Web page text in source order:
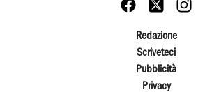
Redazione
Scriveteci
Pubblicità
Privacy